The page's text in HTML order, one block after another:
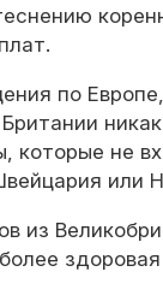
по
которые не
или
из